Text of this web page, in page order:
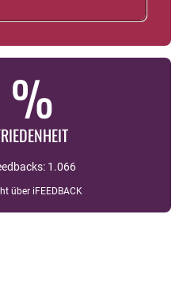
%
1.066
über iFEEDBACK